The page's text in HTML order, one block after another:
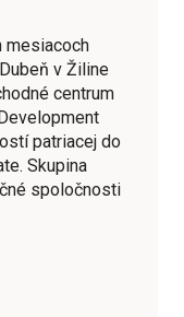
mesiacoch
v Žiline
centrum
patriacej do
Skupina
spoločnosti